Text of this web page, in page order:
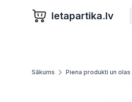
letapartika.lv
Sākums Piena produkti un olas